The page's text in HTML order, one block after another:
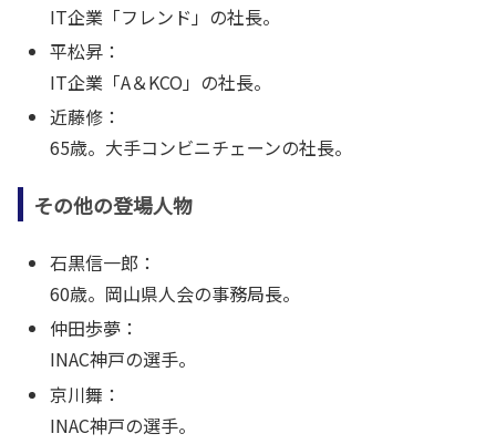
IT企業「フレンド」の社長。
平松昇：
IT企業「A＆KCO」の社長。
近藤修：
65歳。大手コンビニチェーンの社長。
その他の登場人物
石黒信一郎：
60歳。岡山県人会の事務局長。
仲田歩夢：
INAC神戸の選手。
京川舞：
INAC神戸の選手。